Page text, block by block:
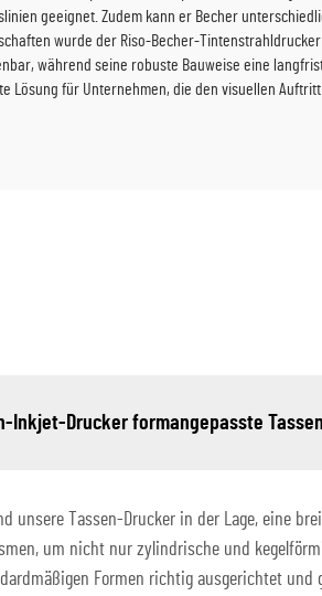
geeignet. Zudem kann er Becher
wurde der Riso-Becher-
während seine robuste Bauweise eine
Lösung für Unternehmen, die den visuellen
Inkjet-Drucker formangepasste
unsere Tassen-Drucker in der Lage, eine
um nicht nur zylindrische und
Formen richtig ausgerichtet und